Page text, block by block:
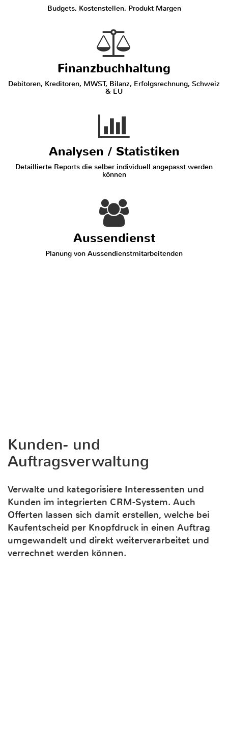
Budgets, Kostenstellen, Produkt Margen
Finanzbuchhaltung
Debitoren, Kreditoren, MWST, Bilanz, Erfolgsrechnung, Schweiz
& EU
Analysen / Statistiken
Detaillierte Reports die selber individuell angepasst werden
können
Aussendienst
Planung von Aussendienstmitarbeitenden
Kunden- und
Auftragsverwaltung
Verwalte und kategorisiere Interessenten und
Kunden im integrierten CRM-System. Auch
Offerten lassen sich damit erstellen, welche bei
Kaufentscheid per Knopfdruck in einen Auftrag
umgewandelt und direkt weiterverarbeitet und
verrechnet werden können.